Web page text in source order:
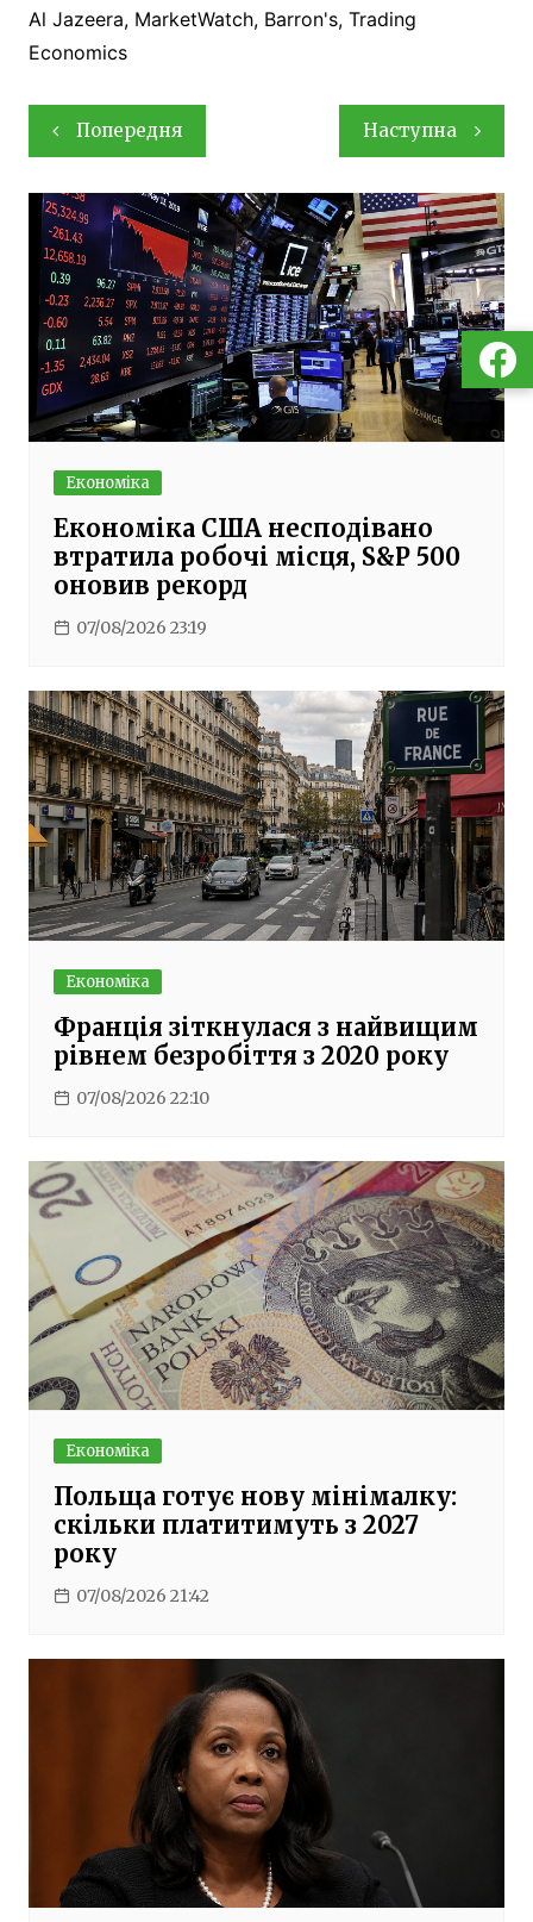
Al Jazeera, MarketWatch, Barron's, Trading
Economics
Навігація
записів
Попередня Наступна
Економіка
Економіка США несподівано
втратила робочі місця, S&P 500
оновив рекорд
07/08/2026 23:19
Економіка
Франція зіткнулася з найвищим
рівнем безробіття з 2020 року
07/08/2026 22:10
Економіка
Польща готує нову мінімалку:
скільки платитимуть з 2027
року
07/08/2026 21:42